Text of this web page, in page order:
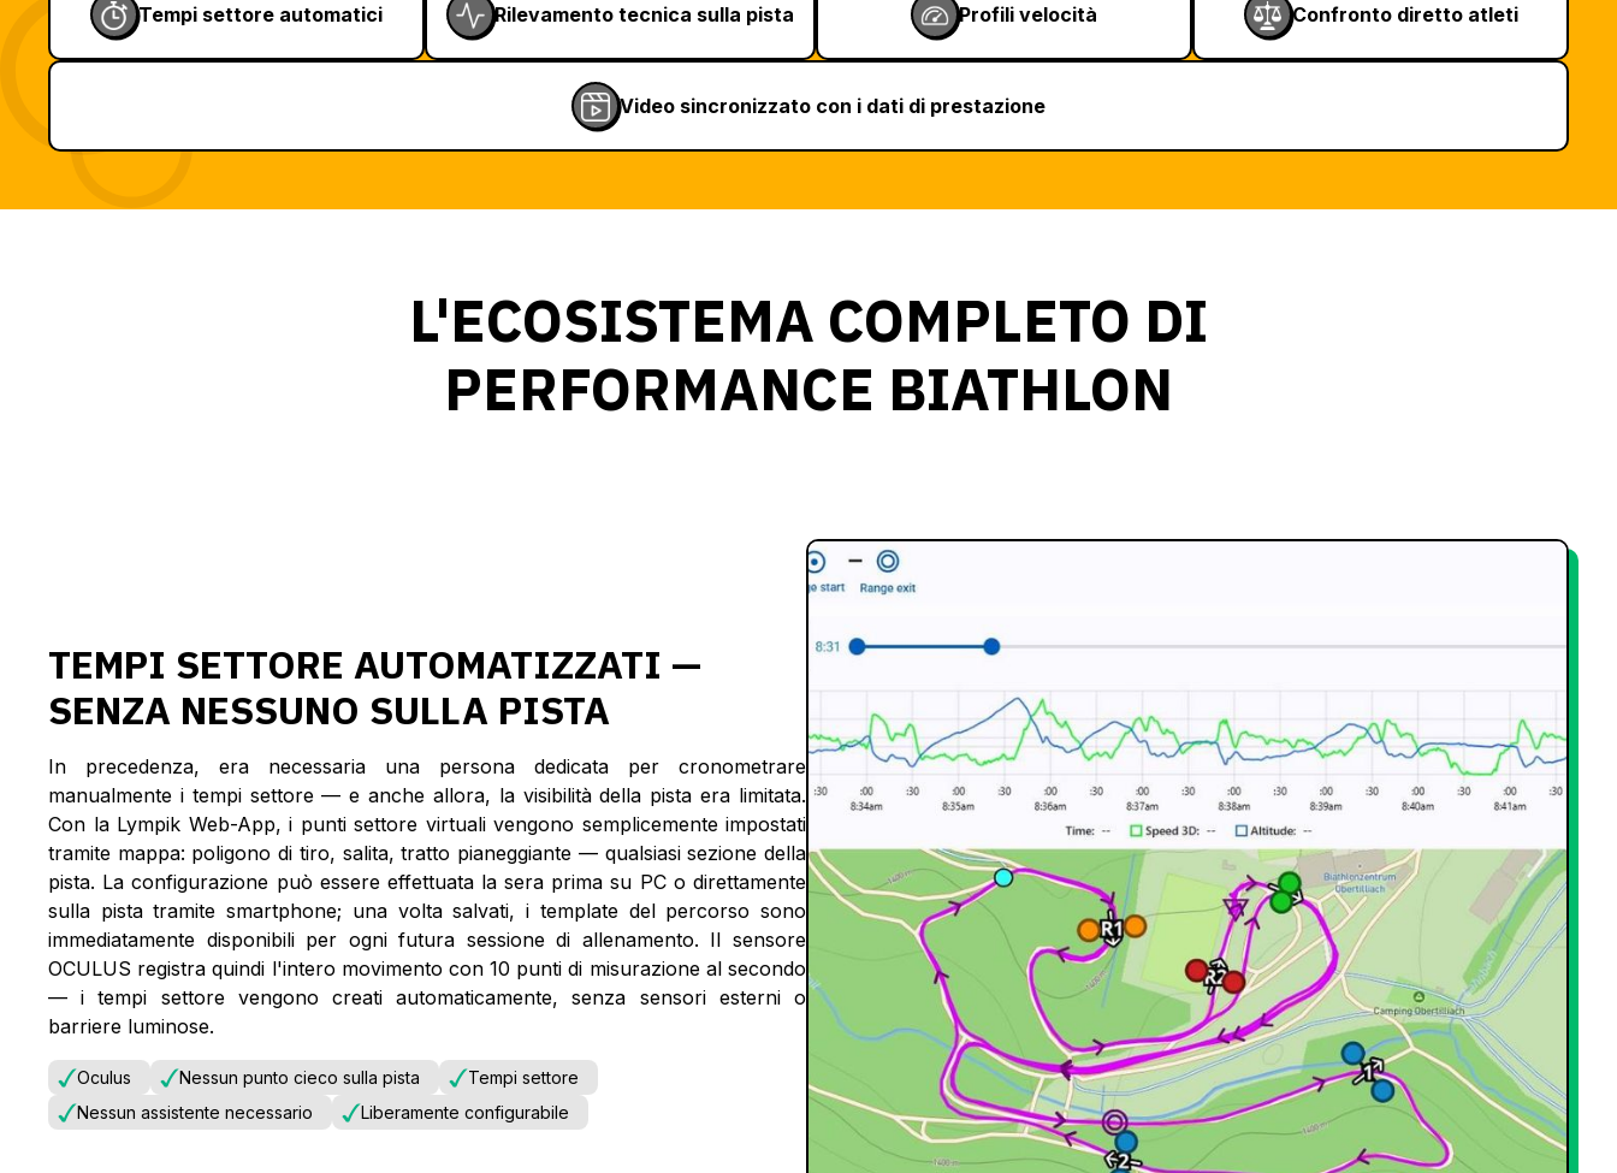
Tempi settore automatici Rilevamento tecnica sulla pista Profili velocità Confronto diretto atleti
Video sincronizzato con i dati di prestazione
L'ECOSISTEMA COMPLETO DI
PERFORMANCE BIATHLON
TEMPI SETTORE AUTOMATIZZATI —
SENZA NESSUNO SULLA PISTA
In precedenza, era necessaria una persona dedicata per cronometrare
manualmente i tempi settore — e anche allora, la visibilità della pista era limitata.
Con la Lympik Web-App, i punti settore virtuali vengono semplicemente impostati
tramite mappa: poligono di tiro, salita, tratto pianeggiante — qualsiasi sezione della
pista. La configurazione può essere effettuata la sera prima su PC o direttamente
sulla pista tramite smartphone; una volta salvati, i template del percorso sono
immediatamente disponibili per ogni futura sessione di allenamento. Il sensore
OCULUS registra quindi l'intero movimento con 10 punti di misurazione al secondo
— i tempi settore vengono creati automaticamente, senza sensori esterni o
barriere luminose.
Oculus Nessun punto cieco sulla pista
Tempi settore
Nessun assistente necessario
Liberamente configurabile